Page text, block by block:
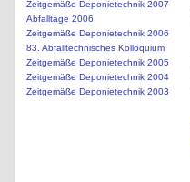
Zeitgemäße Deponietechnik 2007
Abfalltage 2006
Zeitgemäße Deponietechnik 2006
83. Abfalltechnisches Kolloquium
Zeitgemäße Deponietechnik 2005
Zeitgemäße Deponietechnik 2004
Zeitgemäße Deponietechnik 2003